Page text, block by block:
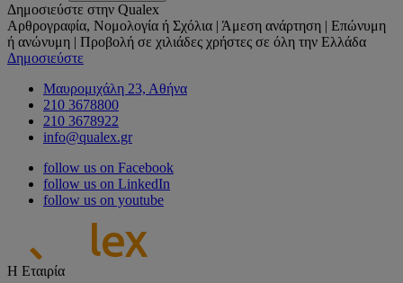
Δημοσιεύστε στην Qualex
Αρθρογραφία, Νομολογία ή Σχόλια | Άμεση ανάρτηση | Επώνυμη
ή ανώνυμη | Προβολή σε χιλιάδες χρήστες σε όλη την Ελλάδα
Δημοσιεύστε
Μαυρομιχάλη 23, Αθήνα
210 3678800
210 3678922
info@qualex.gr
follow us on Facebook
follow us on LinkedIn
follow us on youtube
Η Εταιρία